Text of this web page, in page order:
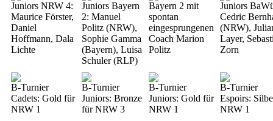
Juniors NRW 4:
Maurice Förster,
Daniel
Hoffmann, Dala
Lichte
Juniors Bayern
2: Manuel
Politz (NRW),
Sophie Gamma
(Bayern), Luisa
Schuler (RLP)
Bayern 2 mit
spontan
eingesprungenen
Coach Marion
Politz
Juniors
Cedric
(NRW),
Layer,
Zorn
B-Turnier
Cadets: Gold für
NRW 1
B-Turnier
Juniors: Bronze
für NRW 3
B-Turnier
Juniors: Gold für
NRW 1
B-Turnier
Espoirs:
NRW 1